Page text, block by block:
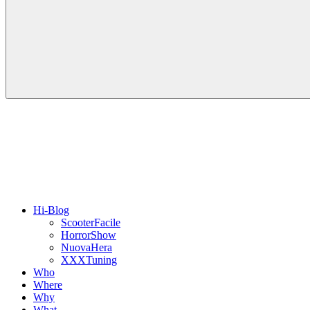
Hi-Blog
ScooterFacile
HorrorShow
NuovaHera
XXXTuning
Who
Where
Why